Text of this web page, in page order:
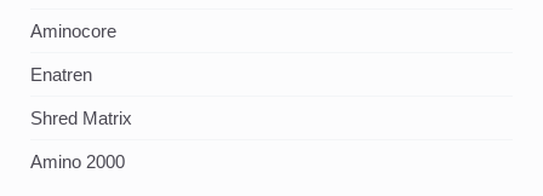
Aminocore
Enatren
Shred Matrix
Amino 2000